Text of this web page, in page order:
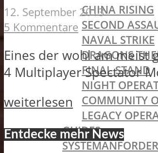
CHINA RISING
SECOND
NAVAL STRIKE
DRAGONS
FINAL STAND
NIGHT
COMMUNITY
LEGACY
GUIDES
12. September 2013
5 Kommentare
Eines der wohl am meist
4 Multiplayer Spectator
weiterlesen
Entdecke mehr News